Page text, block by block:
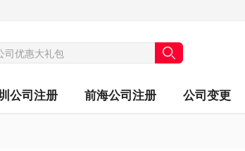
公司注册 前海公司注册 公司变更